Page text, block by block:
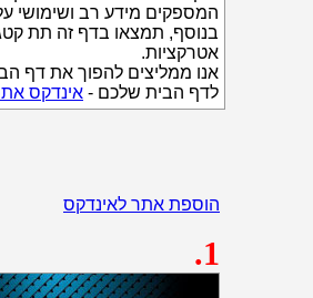
המספקים מידע רב ושימושי
בנוסף, תמצאו בדף זה תת
אטרקציות.
אנו ממליצים להפוך את דף
לדף הבית שלכם - אינדקס
הוספת אתר לאינדקס
.1